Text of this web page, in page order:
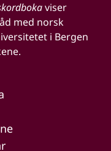
viser
med norsk
i Bergen